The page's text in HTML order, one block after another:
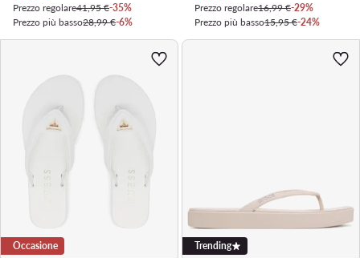
Prezzo regolare41,95 €-35%
Prezzo più basso28,99 €-6%
Prezzo regolare16,99 €-29%
Prezzo più basso15,95 €-24%
Occasione Trending